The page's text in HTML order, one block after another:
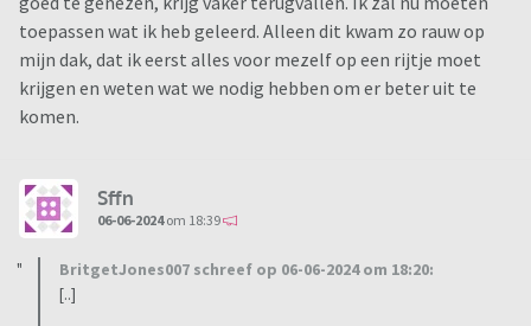
toepassen wat ik heb geleerd. Alleen dit kwam zo rauw op
mijn dak, dat ik eerst alles voor mezelf op een rijtje moet
krijgen en weten wat we nodig hebben om er beter uit te
komen.
Sffn
06-06-2024om 18:39
BritgetJones007 schreef op 06-06-2024 om 18:20:
[..]